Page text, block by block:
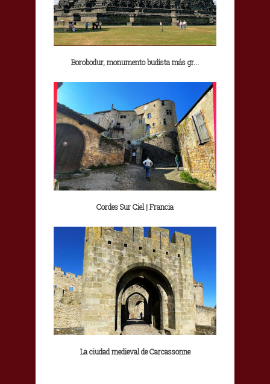
Borobodur, monumento budista más gr...
Cordes Sur Ciel | Francia
La ciudad medieval de Carcassonne